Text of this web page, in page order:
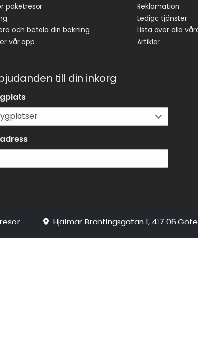
paketresor
och betala din bokning
vår app
Reklamation
Lediga tjänster
Lista över alla
Artiklar
till din inkorg
Hjalmar Brantingsgatan 1, 417 06